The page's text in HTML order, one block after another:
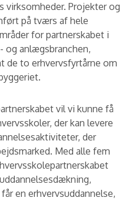
virksomheder. Projekter og
på tværs af hele
for partnerskabet i
og anlægsbranchen,
de to erhvervsfyrtårne om
vil vi kunne få
der kan levere
der
Med alle fem
en erhvervsuddannelse,